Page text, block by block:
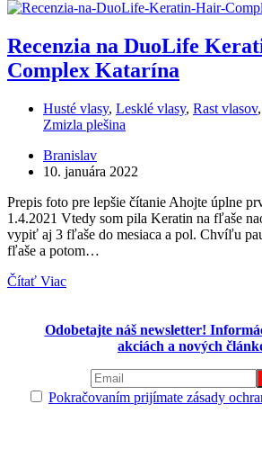
Recenzia na DuoLife
Complex Katarína
Husté vlasy, Lesklé vlasy, Rast vlasov,
Zmizla plešina
Branislav
10. januára 2022
Prepis foto pre lepšie čítanie Ahojte úplne
1.4.2021 Vtedy som pila Keratin na fľaše
vypiť aj 3 fľaše do mesiaca a pol. Chvíľu
fľaše a potom…
Čítať ViacRecenzia
Keratin
Katarína
Odobetajte náš newsletter!
akciách a nových
Pokračovaním prijímate zásady